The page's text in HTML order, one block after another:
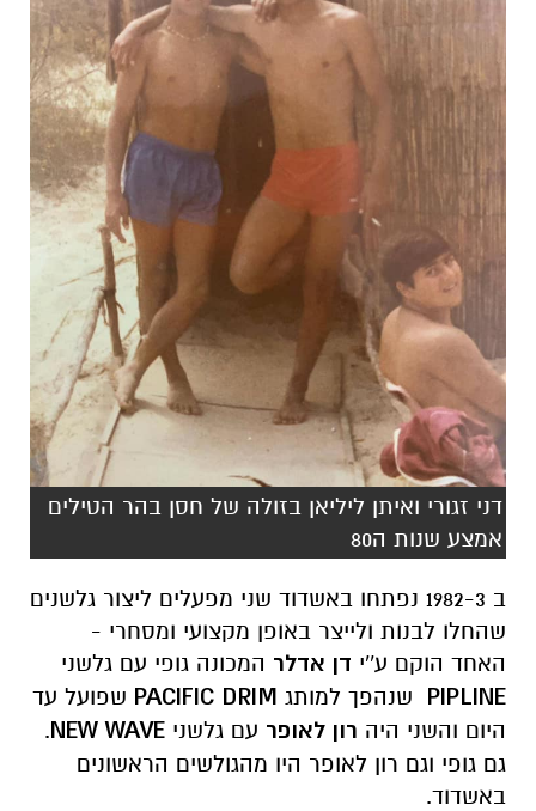
דני זגורי ואיתן ליליאן בזולה של חסן בהר הטילים
אמצע שנות ה80
ב 1982-3 נפתחו באשדוד שני מפעלים ליצור גלשנים
שהחלו לבנות ולייצר באופן מקצועי ומסחרי -
האחד הוקם ע''י דן אדלר המכונה גופי עם גלשני
PIPLINE שנהפך למותג PACIFIC DRIM שפועל עד
היום והשני היה רון לאופר עם גלשני NEW WAVE
.
גם גופי וגם רון לאופר היו מהגולשים הראשונים
באשדוד.